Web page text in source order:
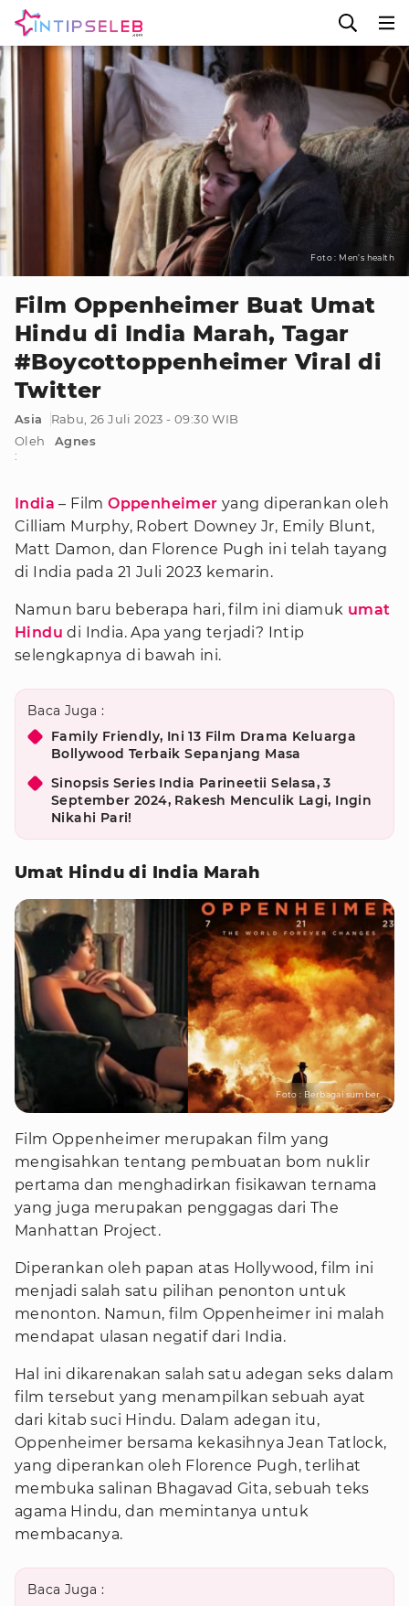
Foto : Men’s health
Film Oppenheimer Buat Umat
Hindu di India Marah, Tagar
#Boycottoppenheimer Viral di
Twitter
Asia
Rabu, 26 Juli 2023 - 09:30 WIB
Oleh
:
Agnes
India – FilmOppenheimer yang diperankan oleh
Cilliam Murphy, Robert Downey Jr, Emily Blunt,
Matt Damon, dan Florence Pugh ini telah tayang
di India pada 21 Juli 2023 kemarin.
Namun baru beberapa hari, film ini diamuk umat
Hindu di India. Apa yang terjadi? Intip
selengkapnya di bawah ini.
Baca Juga :
Family Friendly, Ini 13 Film Drama Keluarga
Bollywood Terbaik Sepanjang Masa
Sinopsis Series India Parineetii Selasa, 3
September 2024, Rakesh Menculik Lagi, Ingin
Nikahi Pari!
Umat Hindu di India Marah
Foto : Berbagai sumber
Film Oppenheimer merupakan film yang
mengisahkan tentang pembuatan bom nuklir
pertama dan menghadirkan fisikawan ternama
yang juga merupakan penggagas dari The
Manhattan Project.
Diperankan oleh papan atas Hollywood, film ini
menjadi salah satu pilihan penonton untuk
menonton. Namun, film Oppenheimer ini malah
mendapat ulasan negatif dari India.
Hal ini dikarenakan salah satu adegan seks dalam
film tersebut yang menampilkan sebuah ayat
dari kitab suci Hindu. Dalam adegan itu,
Oppenheimer bersama kekasihnya Jean Tatlock,
yang diperankan oleh Florence Pugh, terlihat
membuka salinan Bhagavad Gita, sebuah teks
agama Hindu, dan memintanya untuk
membacanya.
Baca Juga :